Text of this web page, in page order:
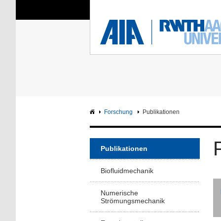
Sie sind hier: Aerodynamisches
RWTH
Forschung Publikationen
Publikationen
Biofluidmechanik
Numerische
Strömungsmechanik